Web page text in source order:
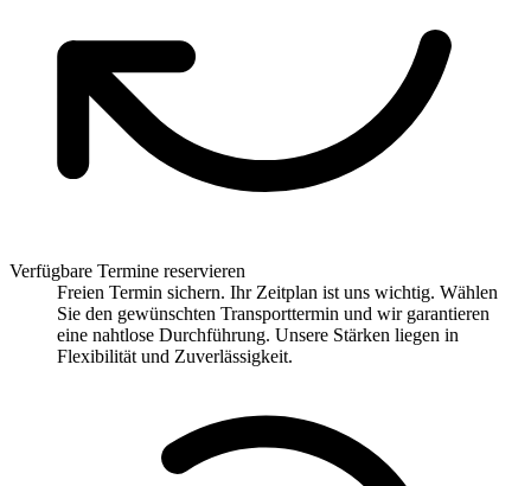
Verfügbare Termine reservieren
Freien Termin sichern. Ihr Zeitplan ist uns wichtig. Wählen
Sie den gewünschten Transporttermin und wir garantieren
eine nahtlose Durchführung. Unsere Stärken liegen in
Flexibilität und Zuverlässigkeit.